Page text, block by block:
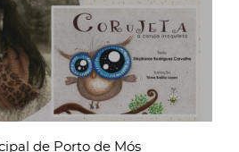
de Porto de Mós